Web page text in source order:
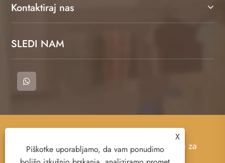
Kontaktiraj nas
SLEDI NAM
Copyright © 2023 Cangnan County Qimeng
Clothing Co., Ltd. - majica, polo majica, majica za
znoj - vse pravice pridržane.
X
Piškotke uporabljamo, da vam ponudimo